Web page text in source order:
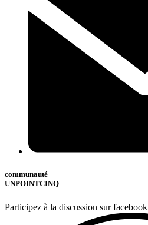
communauté
UNPOINTCINQ
Participez à la discussion sur facebook